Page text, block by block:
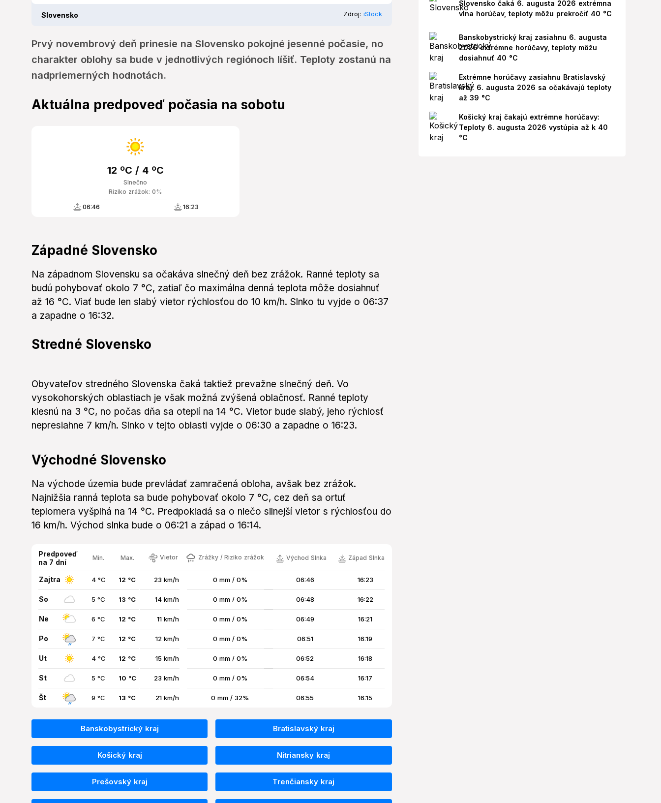
Slovensko Zdroj: iStock
Prvý novembrový deň prinesie na Slovensko pokojné jesenné počasie, no
charakter oblohy sa bude v jednotlivých regiónoch líšiť. Teploty zostanú na
nadpriemerných hodnotách.
Aktuálna predpoveď počasia na sobotu
Slnečno
12 ºC / 4 ºC
Riziko zrážok: 0%
06:46 16:23
Západné Slovensko
Na západnom Slovensku sa očakáva slnečný deň bez zrážok. Ranné teploty sa
budú pohybovať okolo 7 °C, zatiaľ čo maximálna denná teplota môže dosiahnuť
až 16 °C. Viať bude len slabý vietor rýchlosťou do 10 km/h. Slnko tu vyjde o 06:37
a zapadne o 16:32.
Stredné Slovensko
Obyvateľov stredného Slovenska čaká taktiež prevažne slnečný deň. Vo
vysokohorských oblastiach je však možná zvýšená oblačnosť. Ranné teploty
klesnú na 3 °C, no počas dňa sa oteplí na 14 °C. Vietor bude slabý, jeho rýchlosť
nepresiahne 7 km/h. Slnko v tejto oblasti vyjde o 06:30 a zapadne o 16:23.
Východné Slovensko
Na východe územia bude prevládať zamračená obloha, avšak bez zrážok.
Najnižšia ranná teplota sa bude pohybovať okolo 7 °C, cez deň sa ortuť
teplomera vyšplhá na 14 °C. Predpokladá sa o niečo silnejší vietor s rýchlosťou do
16 km/h. Východ slnka bude o 06:21 a západ o 16:14.
Predpoveď
na 7 dní
Min. Max. Vietor Zrážky / Riziko zrážok Východ Slnka Západ Slnka
Zajtra 4 °C 12 °C 23 km/h 0 mm / 0% 06:46 16:23
So 5 °C 13 °C 14 km/h 0 mm / 0% 06:48 16:22
Ne 6 °C 12 °C 11 km/h 0 mm / 0% 06:49 16:21
Po 7 °C 12 °C 12 km/h 0 mm / 0% 06:51 16:19
Ut 4 °C 12 °C 15 km/h 0 mm / 0% 06:52 16:18
St 5 °C 10 °C 23 km/h 0 mm / 0% 06:54 16:17
Št 9 °C 13 °C 21 km/h 0 mm / 32% 06:55 16:15
Banskobystrický kraj Bratislavský kraj
Košický kraj Nitriansky kraj
Prešovský kraj Trenčiansky kraj
Slovensko čaká 6. augusta 2026 extrémna
vlna horúčav, teploty môžu prekročiť 40 °C
Banskobystrický kraj zasiahnu 6. augusta
2026 extrémne horúčavy, teploty môžu
dosiahnuť 40 °C
Extrémne horúčavy zasiahnu Bratislavský
kraj: 6. augusta 2026 sa očakávajú teploty
až 39 °C
Košický kraj čakajú extrémne horúčavy:
Teploty 6. augusta 2026 vystúpia až k 40
°C